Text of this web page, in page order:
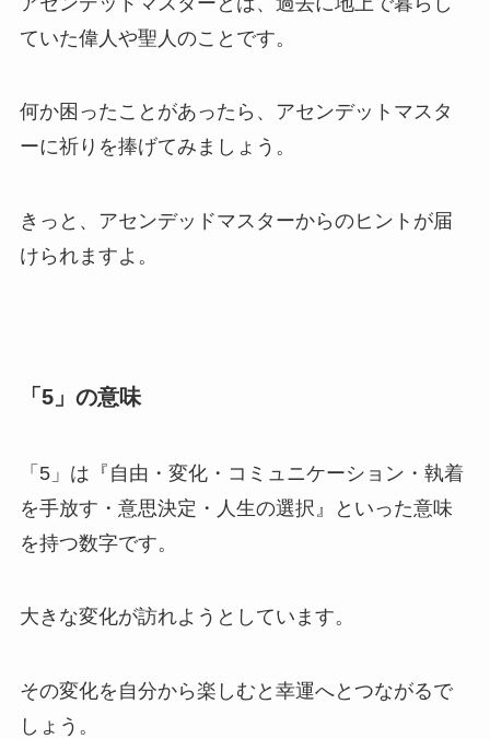
ていた偉人や聖人のことです。
何か困ったことがあったら、アセンデットマスタ
ーに祈りを捧げてみましょう。
きっと、アセンデッドマスターからのヒントが届
けられますよ。
「5」の意味
「5」は『自由・変化・コミュニケーション・執着
を手放す・意思決定・人生の選択』といった意味
を持つ数字です。
大きな変化が訪れようとしています。
その変化を自分から楽しむと幸運へとつながるで
しょう。